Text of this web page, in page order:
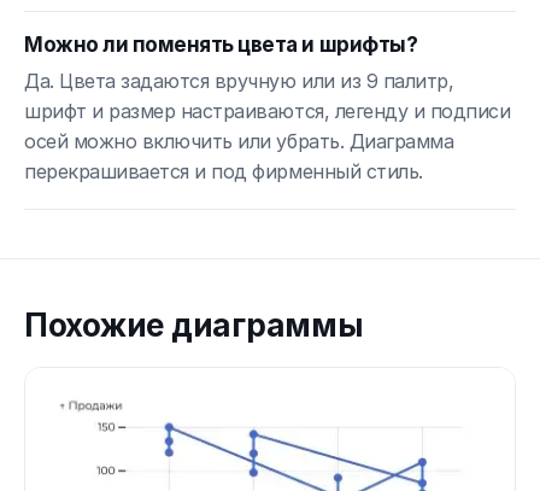
Можно ли поменять цвета и шрифты?
Да. Цвета задаются вручную или из 9 палитр,
шрифт и размер настраиваются, легенду и подписи
осей можно включить или убрать. Диаграмма
перекрашивается и под фирменный стиль.
Похожие диаграммы